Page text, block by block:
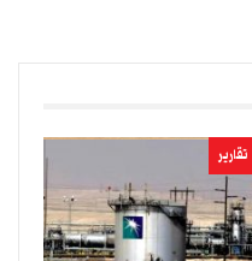
تقارير